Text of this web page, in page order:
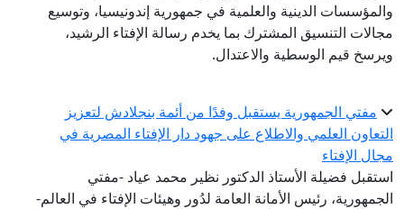
والمؤسسات الدينية والعلمية في جمهورية إندونيسيا، وتوسيع
مجالات التنسيق المشترك بما يخدم رسالة الإفتاء الرشيد،
ويرسخ قيم الوسطية والاعتدال.
مفتي الجمهورية يستقبل وفدًا من أئمة بنجلادش لتعزيز
التعاون العلمي والاطلاع على جهود دار الإفتاء المصرية في
مجال الإفتاء
استقبل فضيلة الأستاذ الدكتور نظير محمد عياد -مفتي
الجمهورية، رئيس الأمانة العامة لدُور وهيئات الإفتاء في العالم-